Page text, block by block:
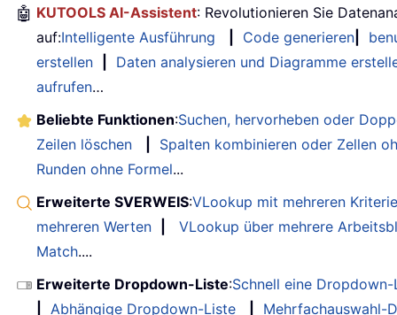
🤖 KUTOOLS AI-Assistent: Revolutionieren Sie
auf:Intelligente Ausführung Code generieren
erstellen
Daten analysieren und Diagramme
aufrufen…
Beliebte Funktionen:Suchen, hervorheben oder
Zeilen löschen
Spalten kombinieren oder Zellen
Runden ohne Formel...
Erweiterte SVERWEIS:VLookup mit mehreren
mehreren Werten
VLookup über mehrere
Match....
Erweiterte Dropdown-Liste:Schnell eine
Abhängige Dropdown-Liste
Mehrfachauswahl-